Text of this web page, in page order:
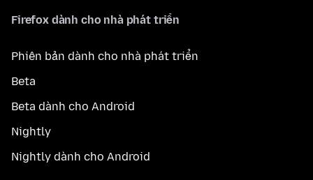
Firefox dành cho nhà phát triển
Phiên bản dành cho nhà phát triển
Beta
Beta dành cho Android
Nightly
Nightly dành cho Android